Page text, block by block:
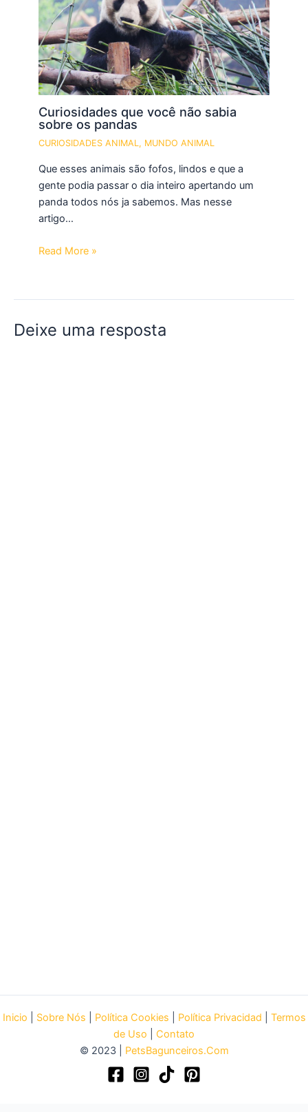
Curiosidades que você não sabia
sobre os pandas
CURIOSIDADES ANIMAL, MUNDO ANIMAL
Que esses animais são fofos, lindos e que a
gente podia passar o dia inteiro apertando um
panda todos nós ja sabemos. Mas nesse
artigo…
Read More »
Deixe uma resposta
Inicio Sobre Nós Política Cookies Política Privacidad
Termos
de Uso
Contato
© 2023 | PetsBagunceiros.Com